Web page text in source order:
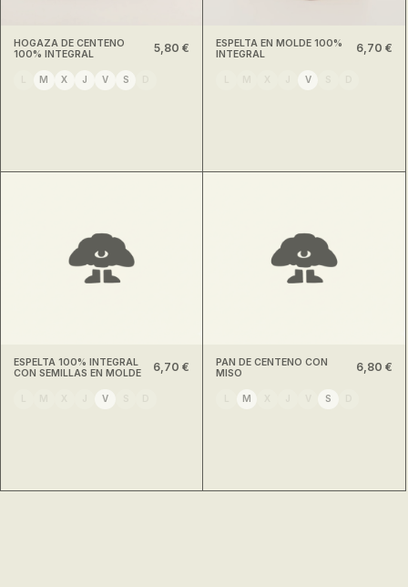
HOGAZA DE CENTENO
100% INTEGRAL
5,80 €
M X J V S
ESPELTA EN MOLDE 100%
INTEGRAL
6,70 €
V
ESPELTA 100% INTEGRAL
CON SEMILLAS EN MOLDE
6,70 €
V
PAN DE CENTENO CON
MISO
6,80 €
M S